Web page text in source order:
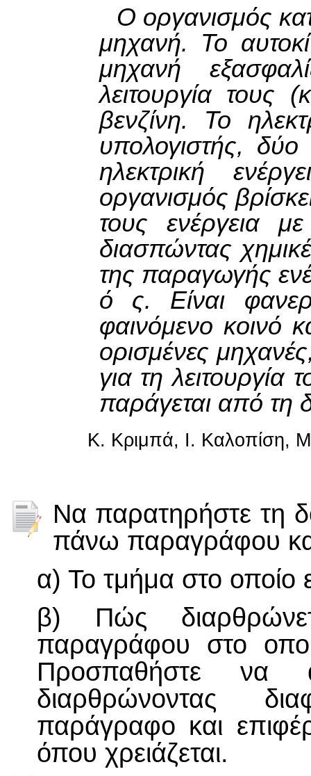
Ο οργανισμός
μηχανή. Το
μηχανή
λειτουργία τους
βενζίνη. Το
υπολογιστής,
ηλεκτρική
οργανισμός
τους ενέργεια
διασπώντας
της παραγωγής
ό ς. Είναι
φαινόμενο κοινό
ορισμένες
για τη λειτουργία
παράγεται από
Κ. Κριμπά, Ι. Καλοπίση,
Να παρατηρήστε τη
πάνω παραγράφου
α) Το τμήμα στο οποίο
β) Πώς
παραγράφου στο
Προσπαθήστε να
διαρθρώνοντας
παράγραφο και
όπου χρειάζεται.